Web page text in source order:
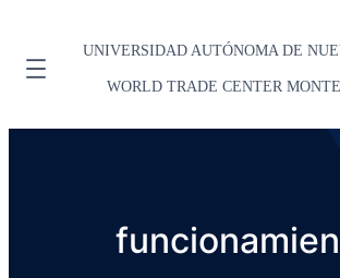
UNIVERSIDAD AUTÓNOMA DE
WORLD TRADE CENTER